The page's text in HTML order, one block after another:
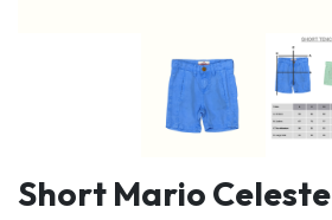
Short Mario Celeste